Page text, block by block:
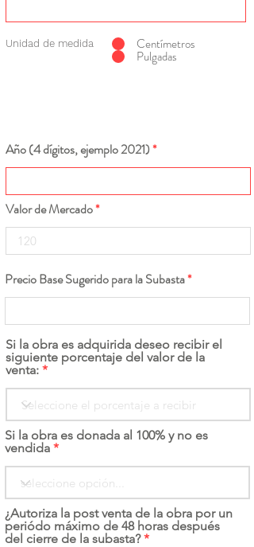
Unidad de medida Centímetros
Pulgadas
Año (4 dígitos, ejemplo 2021)
Valor de Mercado
Precio Base Sugerido para la Subasta
Si la obra es adquirida deseo recibir el
siguiente porcentaje del valor de la
venta:
Si la obra es donada al 100% y no es
vendida
¿Autoriza la post venta de la obra por un
periódo máximo de 48 horas después
del cierre de la subasta?